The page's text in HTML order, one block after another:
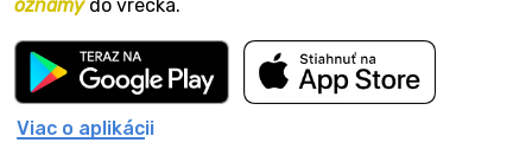
oznamydo vrecka.
Viac o aplikácii